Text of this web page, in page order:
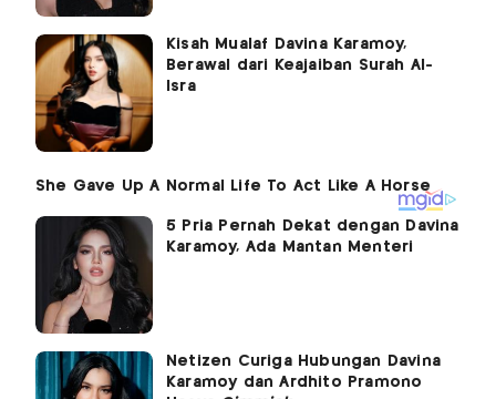
Kisah Mualaf Davina Karamoy,
Berawal dari Keajaiban Surah Al-
Isra
5 Pria Pernah Dekat dengan Davina
Karamoy, Ada Mantan Menteri
Netizen Curiga Hubungan Davina
Karamoy dan Ardhito Pramono